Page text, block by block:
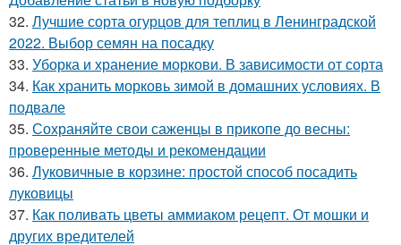
32. Лучшие сорта огурцов для теплиц в Ленинградской
2022. Выбор семян на посадку
33. Уборка и хранение моркови. В зависимости от сорта
34. Как хранить морковь зимой в домашних условиях. В
подвале
35. Сохраняйте свои саженцы в прикопе до весны:
проверенные методы и рекомендации
36. Луковичные в корзине: простой способ посадить
луковицы
37. Как поливать цветы аммиаком рецепт. От мошки и
других вредителей